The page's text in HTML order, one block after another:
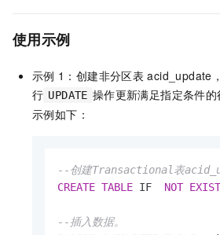
使用示例
示例 1：创建非分区表 acid_update
行 UPDATE 操作更新满足指定条件
示例如下：
--创建Transactional表
CREATE TABLE IF NOT
--插入数据。